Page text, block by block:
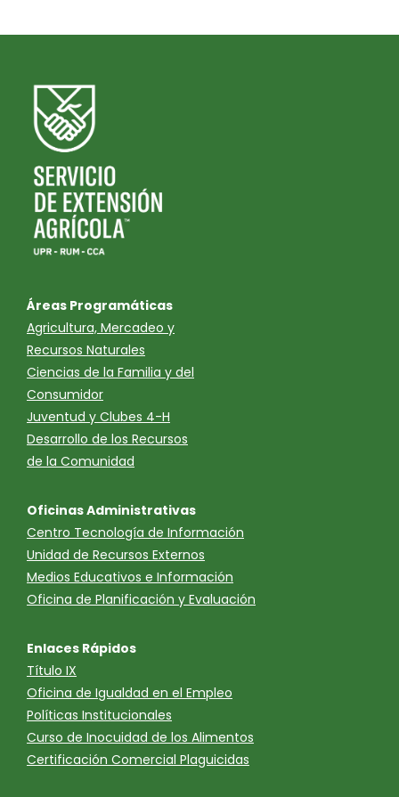
Áreas Programáticas
Agricultura, Mercadeo y
Recursos Naturales
Ciencias de la Familia y del
Consumidor
Juventud y Clubes 4-H
Desarrollo de los Recursos
de la Comunidad
Oficinas Administrativas
Centro Tecnología de Información
Unidad de Recursos Externos
Medios Educativos e Información
Oficina de Planificación y Evaluación
Enlaces Rápidos
Título IX
Oficina de Igualdad en el Empleo
Políticas Institucionales
Curso de Inocuidad de los Alimentos
Certificación Comercial Plaguicidas